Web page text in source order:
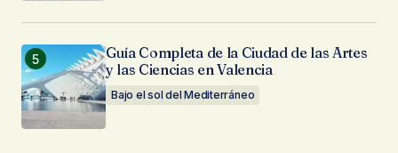
Guía Completa de la Ciudad de las Artes
y las Ciencias en Valencia
Bajo el sol del Mediterráneo